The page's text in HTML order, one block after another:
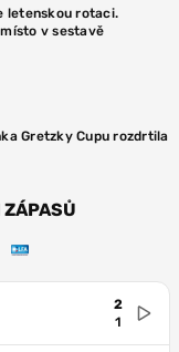
letenskou rotaci.
v sestavě
Gretzky Cupu rozdrtila
2
1